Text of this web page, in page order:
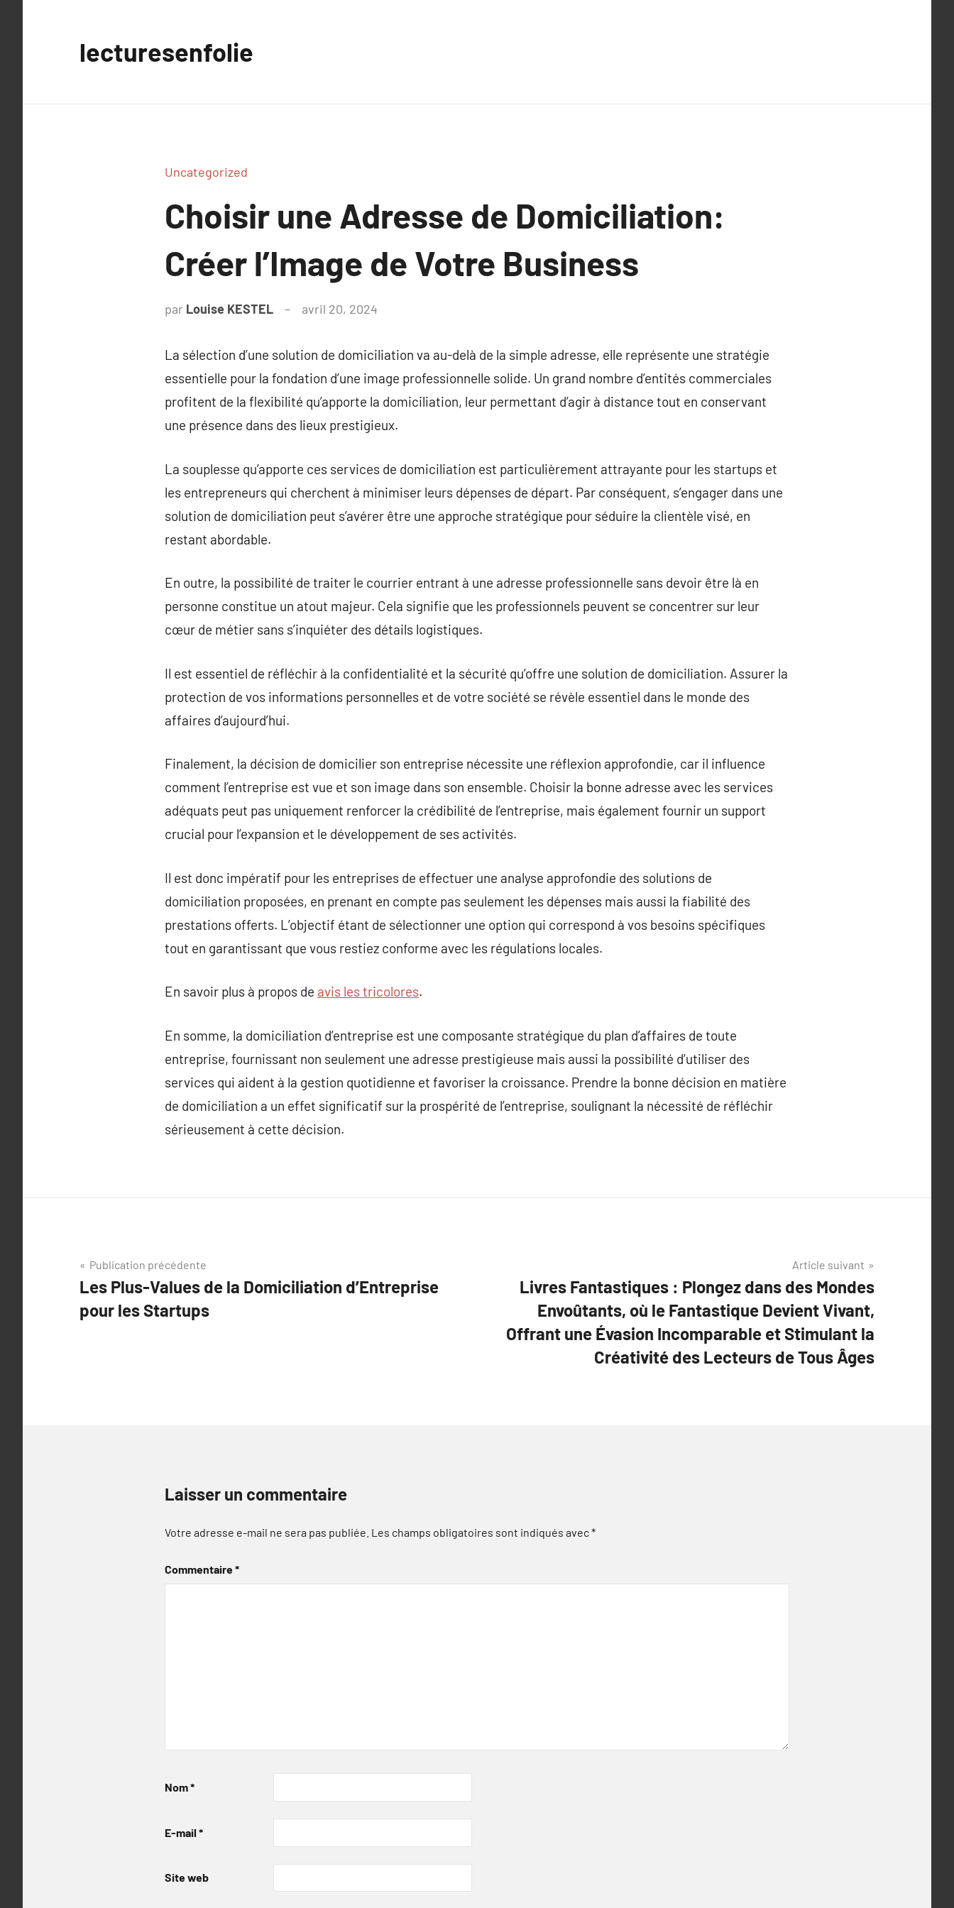
lecturesenfolie
Uncategorized
Choisir une Adresse de Domiciliation:
Créer l’Image de Votre Business
par Louise KESTEL avril 20, 2024
La sélection d’une solution de domiciliation va au-delà de la simple adresse, elle représente une stratégie
essentielle pour la fondation d’une image professionnelle solide. Un grand nombre d’entités commerciales
profitent de la flexibilité qu’apporte la domiciliation, leur permettant d’agir à distance tout en conservant
une présence dans des lieux prestigieux.
La souplesse qu’apporte ces services de domiciliation est particulièrement attrayante pour les startups et
les entrepreneurs qui cherchent à minimiser leurs dépenses de départ. Par conséquent, s’engager dans une
solution de domiciliation peut s’avérer être une approche stratégique pour séduire la clientèle visé, en
restant abordable.
En outre, la possibilité de traiter le courrier entrant à une adresse professionnelle sans devoir être là en
personne constitue un atout majeur. Cela signifie que les professionnels peuvent se concentrer sur leur
cœur de métier sans s’inquiéter des détails logistiques.
Il est essentiel de réfléchir à la confidentialité et la sécurité qu’offre une solution de domiciliation. Assurer la
protection de vos informations personnelles et de votre société se révèle essentiel dans le monde des
affaires d’aujourd’hui.
Finalement, la décision de domicilier son entreprise nécessite une réflexion approfondie, car il influence
comment l’entreprise est vue et son image dans son ensemble. Choisir la bonne adresse avec les services
adéquats peut pas uniquement renforcer la crédibilité de l’entreprise, mais également fournir un support
crucial pour l’expansion et le développement de ses activités.
Il est donc impératif pour les entreprises de effectuer une analyse approfondie des solutions de
domiciliation proposées, en prenant en compte pas seulement les dépenses mais aussi la fiabilité des
prestations offerts. L’objectif étant de sélectionner une option qui correspond à vos besoins spécifiques
tout en garantissant que vous restiez conforme avec les régulations locales.
En savoir plus à propos de avis les tricolores.
En somme, la domiciliation d’entreprise est une composante stratégique du plan d’affaires de toute
entreprise, fournissant non seulement une adresse prestigieuse mais aussi la possibilité d’utiliser des
services qui aident à la gestion quotidienne et favoriser la croissance. Prendre la bonne décision en matière
de domiciliation a un effet significatif sur la prospérité de l’entreprise, soulignant la nécessité de réfléchir
sérieusement à cette décision.
Navigation
de
l’article
Publication précédente
Les Plus-Values de la Domiciliation d’Entreprise
pour les Startups
Article suivant
Livres Fantastiques : Plongez dans des Mondes
Envoûtants, où le Fantastique Devient Vivant,
Offrant une Évasion Incomparable et Stimulant la
Créativité des Lecteurs de Tous Âges
Laisser un commentaire
Votre adresse e-mail ne sera pas publiée. Les champs obligatoires sont indiqués avec*
Commentaire*
Nom*
E-mail *
Site web